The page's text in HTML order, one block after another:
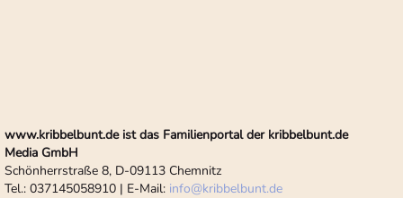
www.kribbelbunt.de ist das Familienportal der kribbelbunt.de
Media GmbH
Schönherrstraße 8, D-09113 Chemnitz
Tel.: 037145058910 | E-Mail: info@kribbelbunt.de